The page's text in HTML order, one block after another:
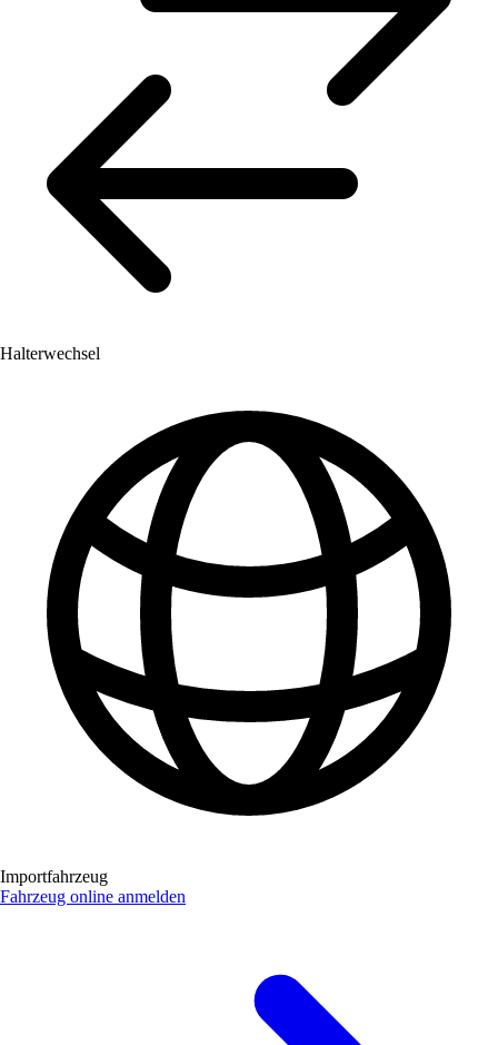
Halterwechsel
Importfahrzeug
Fahrzeug online anmelden